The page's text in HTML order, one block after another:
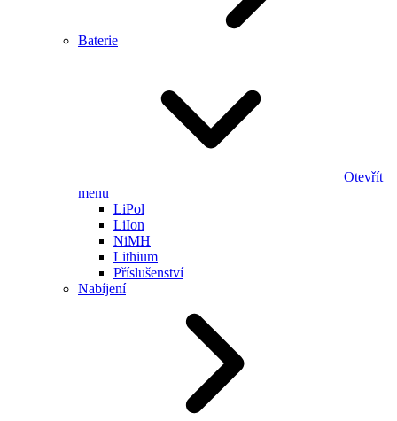
Baterie
Otevřít
menu
LiPol
LiIon
NiMH
Lithium
Příslušenství
Nabíjení